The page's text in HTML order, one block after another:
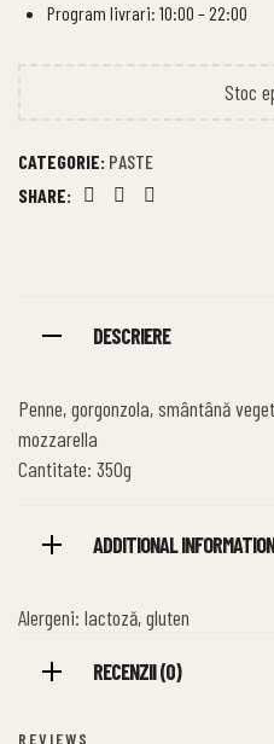
Program livrari: 10:00 – 22:00
Stoc
CATEGORIE: PASTE
SHARE:
DESCRIERE
Penne, gorgonzola, smântână
mozzarella
Cantitate: 350g
ADDITIONAL INFORMATION
Alergeni: lactoză, gluten
RECENZII (0)
REVIEWS